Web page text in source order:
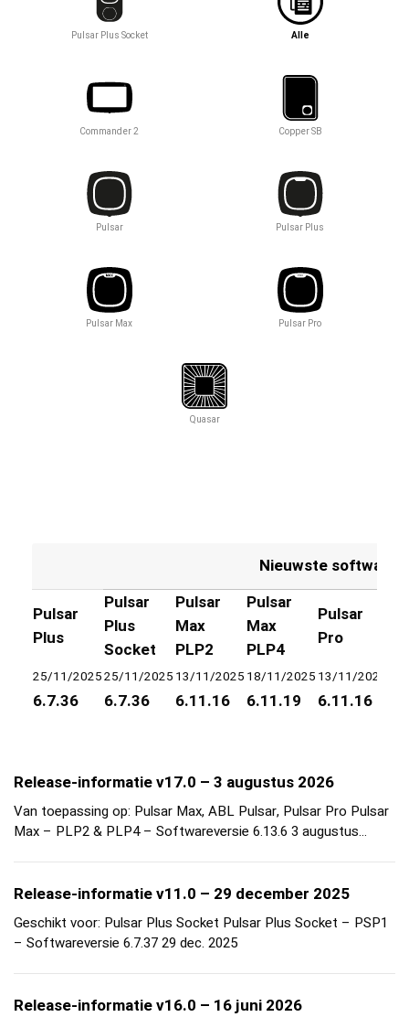
Pulsar Plus Socket Alle
Commander 2 Copper SB
Pulsar Pulsar Plus
Pulsar Max Pulsar Pro
Quasar
Nieuwste
Pulsar
Plus
Pulsar
Plus
Socket
Pulsar
Max
PLP2
Pulsar
Max
PLP4
Pulsar
Pro
25/11/202525/11/2025 13/11/2025 18/11/2025 13/11/2025
6.7.36 6.7.36 6.11.16 6.11.19 6.11.16
Release-informatie v17.0 – 3 augustus 2026
Van toepassing op: Pulsar Max, ABL Pulsar, Pulsar Pro Pulsar
Max – PLP2 & PLP4 – Softwareversie 6.13.6 3 augustus…
Release-informatie v11.0 – 29 december 2025
Geschikt voor: Pulsar Plus Socket Pulsar Plus Socket – PSP1
– Softwareversie 6.7.37 29 dec. 2025
Release-informatie v16.0 – 16 juni 2026